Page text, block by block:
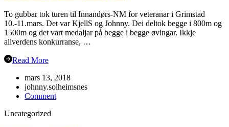
To gubbar tok turen til Innandørs-NM for veteranar i Grimstad
10.-11.mars. Det var KjellS og Johnny. Dei deltok begge i 800m og
1500m og det vart medaljar på begge i begge øvingar. Ikkje
allverdens konkurranse, …
Read More
mars 13, 2018
johnny.solheimsnes
Commenton
Uncategorized